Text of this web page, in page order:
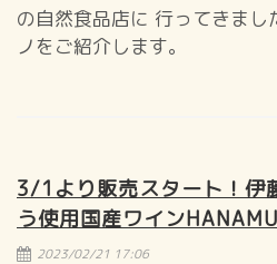
の自然食品店に 行ってきま
ノをご紹介します。
3/1より販売スタート！
う使用国産ワイン
2023/02/21 17:06